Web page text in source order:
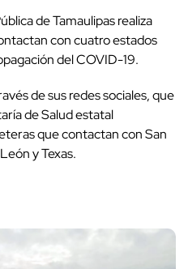
de Tamaulipas realiza
con cuatro estados
del COVID-19.
de sus redes sociales, que
de Salud estatal
que contactan con San
y Texas.